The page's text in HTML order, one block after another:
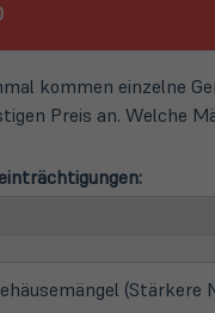
kommen einzelne
Preis an. Welche